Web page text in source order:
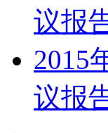
议报
2015
议报